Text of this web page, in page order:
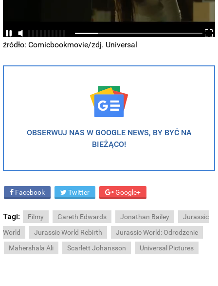
źródło: Comicbookmovie/zdj. Universal
OBSERWUJ NAS W GOOGLE NEWS, BY BYĆ NA
BIEŻĄCO!
Facebook Twitter Google+
Tagi: Filmy Gareth Edwards Jonathan Bailey
Jurassic
World
Jurassic World Rebirth
Jurassic World: Odrodzenie
Mahershala Ali
Scarlett Johansson Universal Pictures